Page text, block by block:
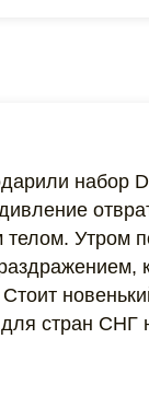
Утром
стран